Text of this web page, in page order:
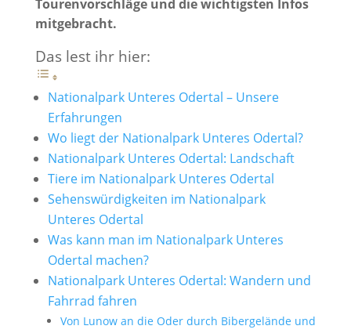
Tourenvorschläge und die wichtigsten Infos
mitgebracht.
Das lest ihr hier:
Nationalpark Unteres Odertal – Unsere
Erfahrungen
Wo liegt der Nationalpark Unteres Odertal?
Nationalpark Unteres Odertal: Landschaft
Tiere im Nationalpark Unteres Odertal
Sehenswürdigkeiten im Nationalpark
Unteres Odertal
Was kann man im Nationalpark Unteres
Odertal machen?
Nationalpark Unteres Odertal: Wandern und
Fahrrad fahren
Von Lunow an die Oder durch Bibergelände und